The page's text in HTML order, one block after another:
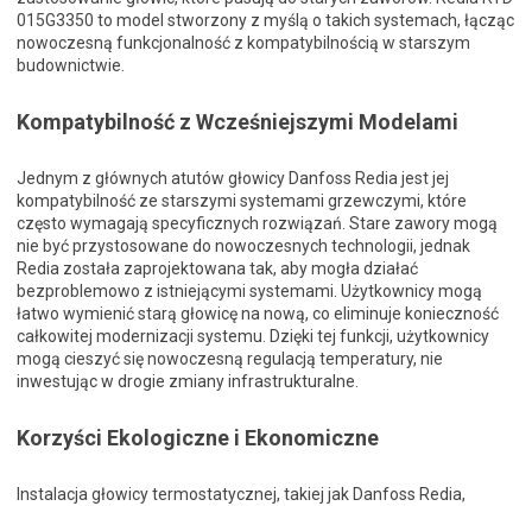
015G3350 to model stworzony z myślą o takich systemach, łącząc
nowoczesną funkcjonalność z kompatybilnością w starszym
budownictwie.
Kompatybilność z Wcześniejszymi Modelami
Jednym z głównych atutów głowicy Danfoss Redia jest jej
kompatybilność ze starszymi systemami grzewczymi, które
często wymagają specyficznych rozwiązań. Stare zawory mogą
nie być przystosowane do nowoczesnych technologii, jednak
Redia została zaprojektowana tak, aby mogła działać
bezproblemowo z istniejącymi systemami. Użytkownicy mogą
łatwo wymienić starą głowicę na nową, co eliminuje konieczność
całkowitej modernizacji systemu. Dzięki tej funkcji, użytkownicy
mogą cieszyć się nowoczesną regulacją temperatury, nie
inwestując w drogie zmiany infrastrukturalne.
Korzyści Ekologiczne i Ekonomiczne
Instalacja głowicy termostatycznej, takiej jak Danfoss Redia,